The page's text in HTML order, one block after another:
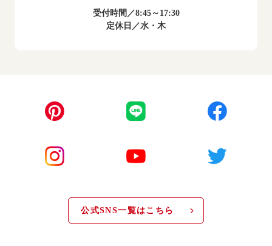
受付時間／8:45～17:30
定休日／水・木
公式SNS一覧はこちら